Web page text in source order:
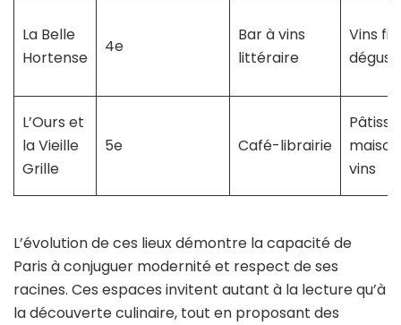
La Belle
Hortense
4e
Bar à vins
littéraire
Vins
L’Ours et
la Vieille
Grille
5e Café-librairie
vins
L’évolution de ces lieux démontre la capacité de
Paris à conjuguer modernité et respect de ses
racines. Ces espaces invitent autant à la lecture qu’à
la découverte culinaire, tout en proposant des